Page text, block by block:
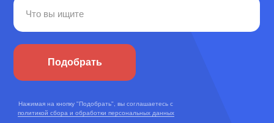
Подобрать
Нажимая на кнопку "Подобрать", вы соглашаетесь с
политикой сбора и обработки персональных данных